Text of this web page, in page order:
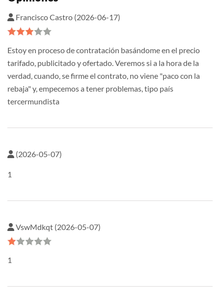
Francisco Castro (2026-06-17)
Estoy en proceso de contratación basándome en el precio
tarifado, publicitado y ofertado. Veremos si a la hora de la
verdad, cuando, se firme el contrato, no viene "paco con la
rebaja" y, empecemos a tener problemas, tipo país
tercermundista
(2026-05-07)
1
VswMdkqt (2026-05-07)
1